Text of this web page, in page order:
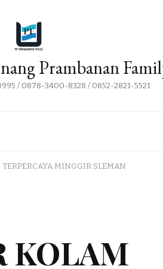
Prambanan
/ 0878-3400-8328 / 0852-2821-5521
MINGGIR SLEMAN
KOLAM